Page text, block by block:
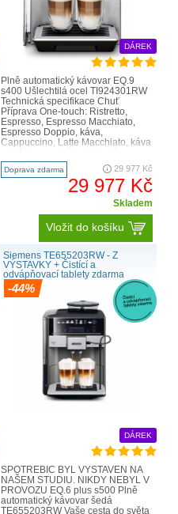
DÁREK
Plně automatický kávovar EQ.9
s400 Ušlechtilá ocel TI924301RW
Technická specifikace Chuť
Příprava One-touch: Ristretto,
Espresso, Espresso Macchiato,
Espresso Doppio, káva,
Cappuccino, Latte Macchiato, káva
s mlékem pouhým stisknutím
tlačítka aromaDouble Shot - extra ..
Doprava zdarma 29 977 Kč
29 977 Kč
Skladem
Vložit do košíku
Siemens TE655203RW - Z
VÝSTAVKY + Čistící a
odvápňovací tablety zdarma
kávovar
-44%
DÁREK
SPOTŘEBIČ BYL VYSTAVEN NA
NAŠEM STUDIU. NIKDY NEBYL V
PROVOZU EQ.6 plus s500 Plně
automatický kávovar šedá
TE655203RW Vaše cesta do světa